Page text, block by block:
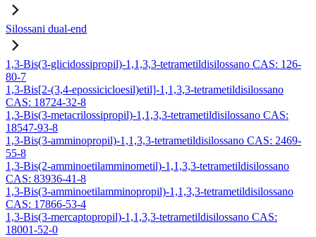
Silossani dual-end
1,3-Bis(3-glicidossipropil)-1,1,3,3-tetrametildisilossano CAS: 126-
80-7
1,3-Bis[2-(3,4-epossicicloesil)etil]-1,1,3,3-tetrametildisilossano
CAS: 18724-32-8
1,3-Bis(3-metacrilossipropil)-1,1,3,3-tetrametildisilossano CAS:
18547-93-8
1,3-Bis(3-amminopropil)-1,1,3,3-tetrametildisilossano CAS: 2469-
55-8
1,3-Bis(2-amminoetilamminometil)-1,1,3,3-tetrametildisilossano
CAS: 83936-41-8
1,3-Bis(3-amminoetilamminopropil)-1,1,3,3-tetrametildisilossano
CAS: 17866-53-4
1,3-Bis(3-mercaptopropil)-1,1,3,3-tetrametildisilossano CAS:
18001-52-0